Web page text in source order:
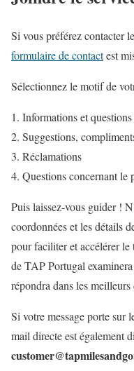
Si vous préférez contacter
formulaire de contactest
Sélectionnez le motif de
Informations et questions
Suggestions,
Réclamations
Questions concernant le
Puis laissez-vous guider !
coordonnées et les détails
pour faciliter et accélérer le
de TAP Portugal
répondra dans les meilleurs
Si votre message porte sur
mail directe est également